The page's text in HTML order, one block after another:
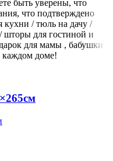
быть уверены, что
что подтверждено
кухни / тюль на дачу /
шторы для гостиной и
для мамы , бабушки ,
каждом доме!